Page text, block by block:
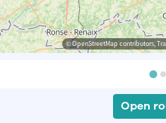
© OpenStreetMap contributors,
Open